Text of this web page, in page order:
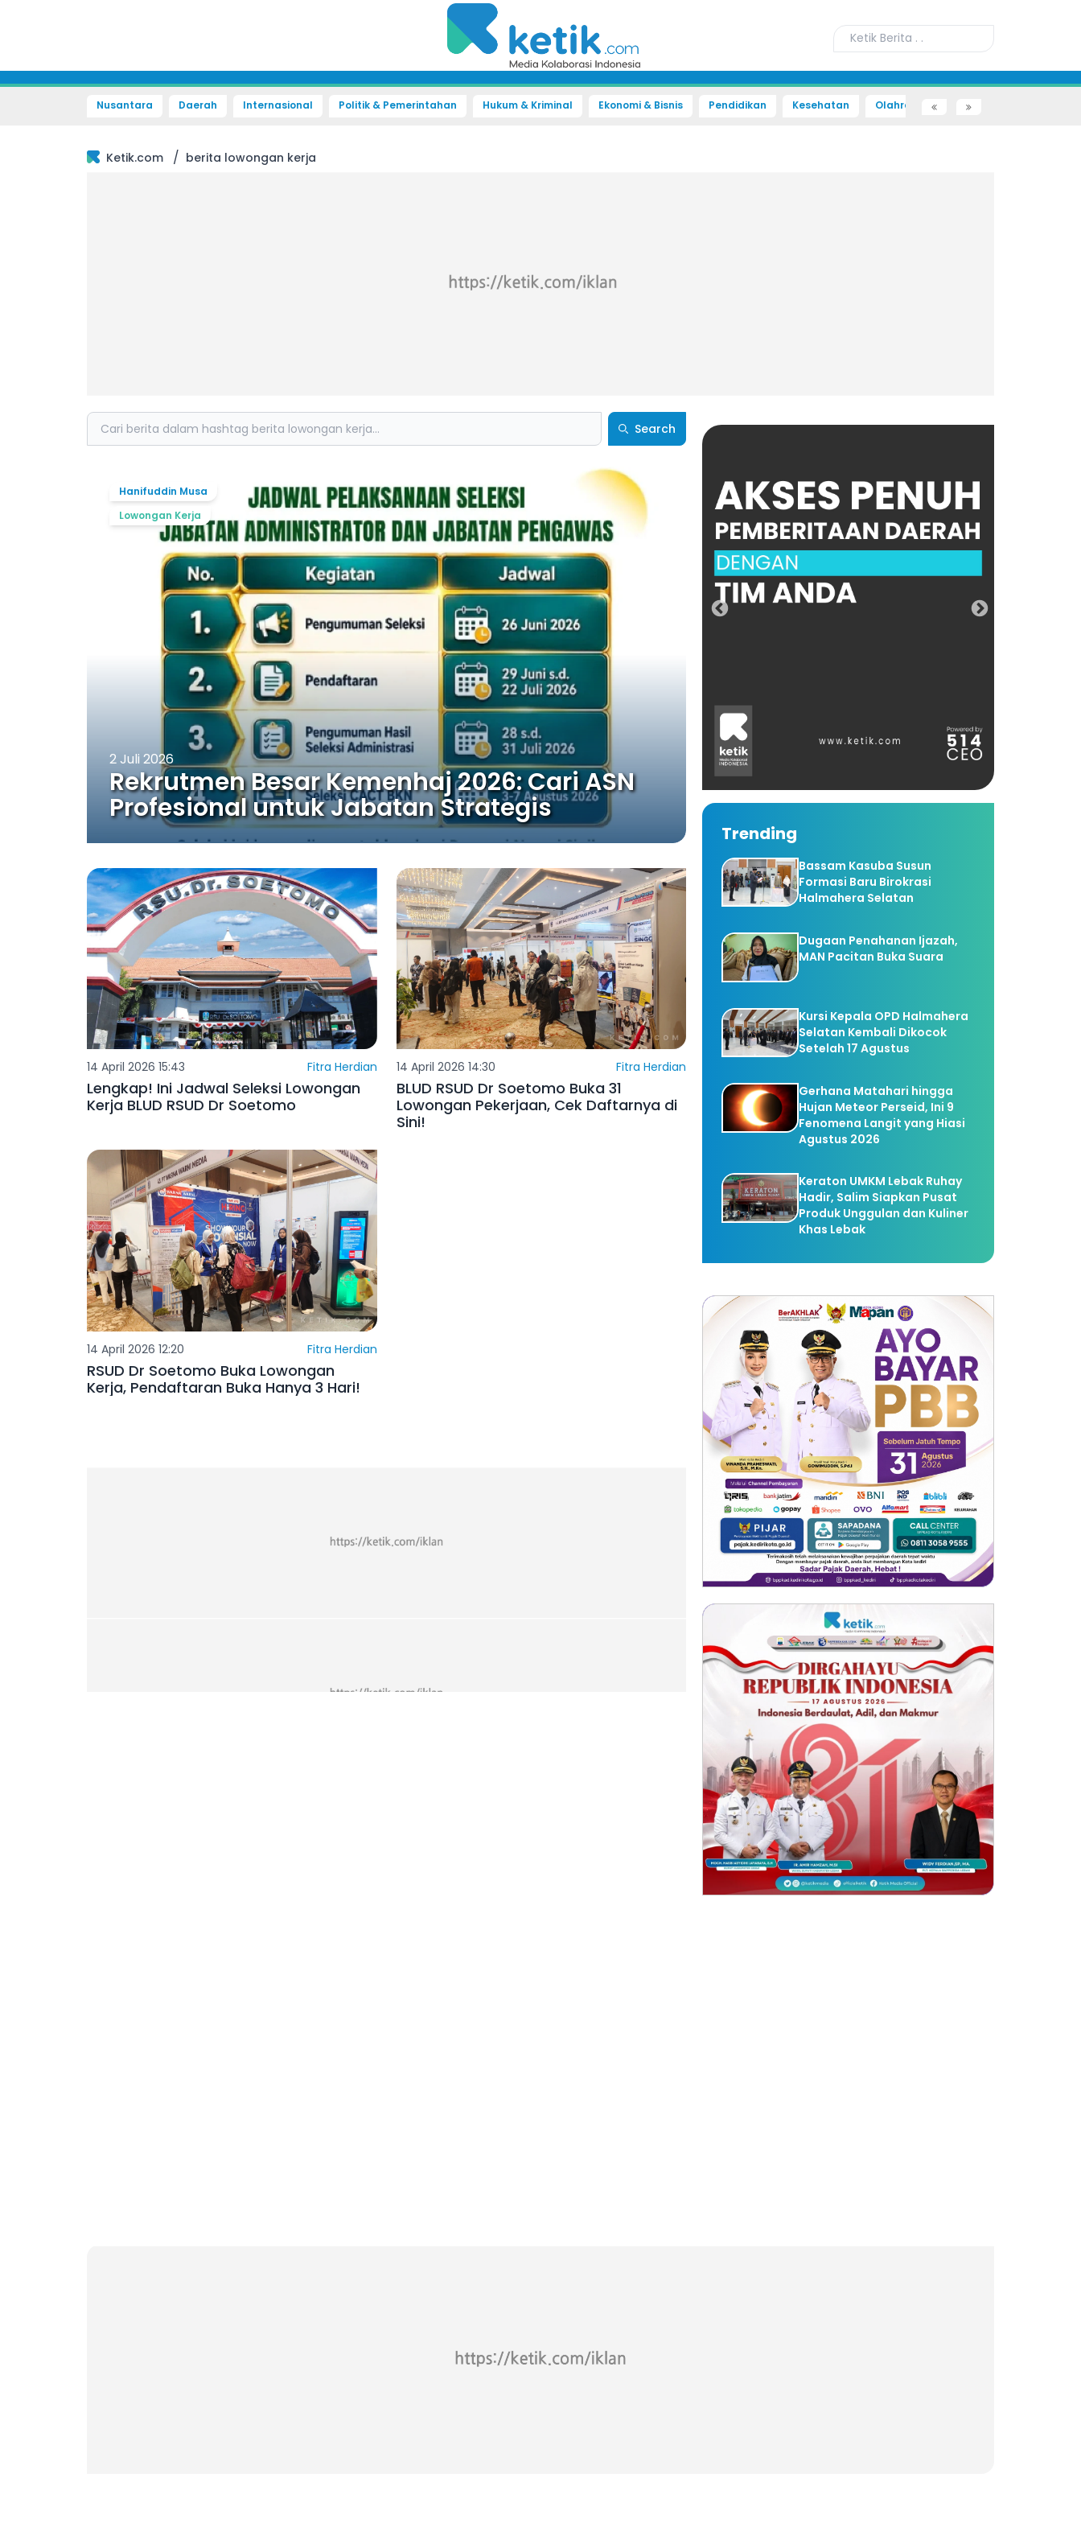
Nusantara Daerah Internasional Politik & Pemerintahan Hukum & Kriminal Ekonomi & Bisnis Pendidikan Kesehatan Olahraga Sains dan Teknologi
Ketik.com / berita lowongan kerja
Search Search
2 Juli 2026
Rekrutmen Besar Kemenhaj 2026: Cari ASN
Profesional untuk Jabatan Strategis
Hanifuddin Musa
Lowongan Kerja
14 April 2026 15:43 Fitra Herdian
Lengkap! Ini Jadwal Seleksi Lowongan
Kerja BLUD RSUD Dr Soetomo
14 April 2026 14:30 Fitra Herdian
BLUD RSUD Dr Soetomo Buka 31
Lowongan Pekerjaan, Cek Daftarnya di
Sini!
14 April 2026 12:20 Fitra Herdian
RSUD Dr Soetomo Buka Lowongan
Kerja, Pendaftaran Buka Hanya 3 Hari!
Trending
Bassam Kasuba Susun
Formasi Baru Birokrasi
Halmahera Selatan
Dugaan Penahanan Ijazah,
MAN Pacitan Buka Suara
Kursi Kepala OPD Halmahera
Selatan Kembali Dikocok
Setelah 17 Agustus
Gerhana Matahari hingga
Hujan Meteor Perseid, Ini 9
Fenomena Langit yang Hiasi
Agustus 2026
Keraton UMKM Lebak Ruhay
Hadir, Salim Siapkan Pusat
Produk Unggulan dan Kuliner
Khas Lebak